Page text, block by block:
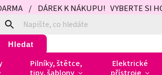
/ DÁREK K NÁKUPU! VYBERTE SI
Hledat
Pilníky, štětce,
Elektrické